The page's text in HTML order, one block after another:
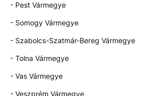
- Pest Vármegye
- Somogy Vármegye
- Szabolcs-Szatmár-Bereg Vármegye
- Tolna Vármegye
- Vas Vármegye
- Veszprém Vármegye